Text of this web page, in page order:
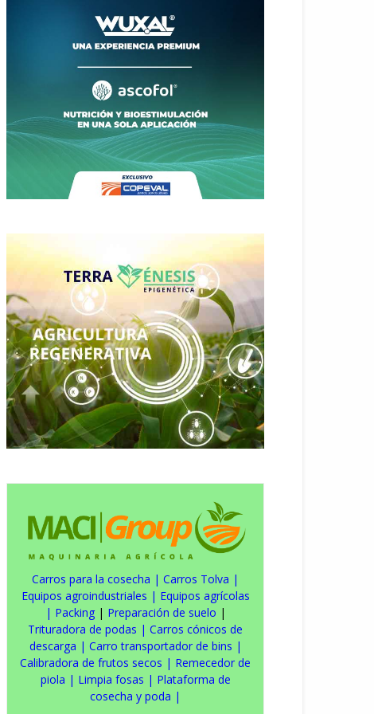
Carros para la cosecha | Carros Tolva |
Equipos agroindustriales | Equipos agrícolas
| Packing| Preparación de suelo |
Trituradora de podas | Carros cónicos de
descarga | Carro transportador de bins |
Calibradora de frutos secos | Remecedor de
piola | Limpia fosas | Plataforma de
cosecha y poda |